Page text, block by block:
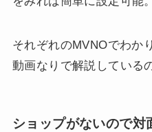
それぞれのMVNOでわか
動画なりで解説している
ショップがないので対